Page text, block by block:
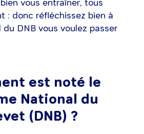
vous entraîner, tous
: donc réfléchissez bien à
du DNB vous voulez passer
est noté le
National du
(DNB) ?